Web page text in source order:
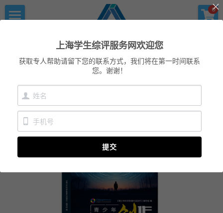
上海学生综评服务网
0
初中综评
上海中高考
服务中心
科创书店
心理咨询
新闻消息
返回
×
商品分类
优沃家教
×
博客分类
所有博客分类上海学生综评服务网欢迎您
获取专人帮助请留下您的联系方式，我们将在第一时间联系
您。谢谢！
提交